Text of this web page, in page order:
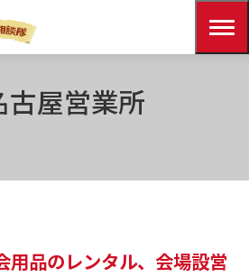
古屋営業所
古屋営業所
用品のレンタル、会場設営